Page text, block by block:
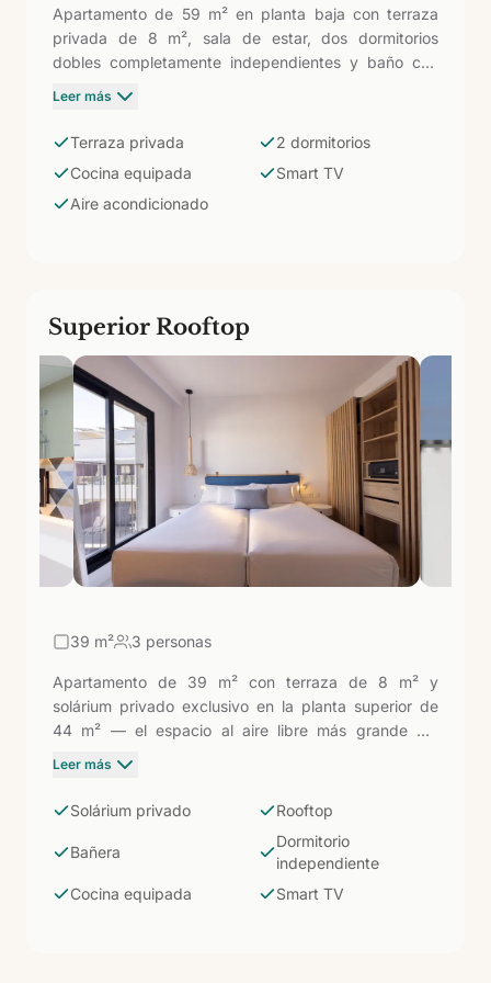
Apartamento de 59 m² en planta baja con terraza
privada de 8 m², sala de estar, dos dormitorios
dobles completamente independientes y baño con
ducha. Cocina integrada con nevera, microondas,
y Smart TV satélite. Más amplio que el Superior, con
grupos de hasta 5 que necesitan privacidad real sin
renunciar a la terraza de planta baja ni al entorno
Leer más
Terraza privada
2 dormitorios
Cocina equipada
Smart TV
Aire acondicionado
Superior Rooftop
39 m² 3 personas
Apartamento de 39 m² con terraza de 8 m² y
solárium privado exclusivo en la planta superior de
44 m² — el espacio al aire libre más grande del
complejo. Sala de estar, dormitorio independiente y
rooftop. Cocina integrada con nevera, microondas,
y Smart TV satélite. Para quienes quieren el cielo de
El Cotillo y los atardeceres del noroeste de
Fuerteventura literalmente para ellos solos: 44 m² de
Leer más
Solárium privado Rooftop
Bañera
Dormitorio
independiente
Cocina equipada
Smart TV